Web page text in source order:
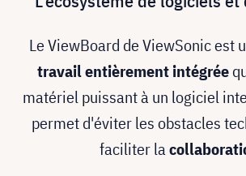
Le ViewBoard de ViewSonic est
travail entièrement intégrée
matériel puissant à un logiciel
permet d'éviter les obstacles
faciliter la